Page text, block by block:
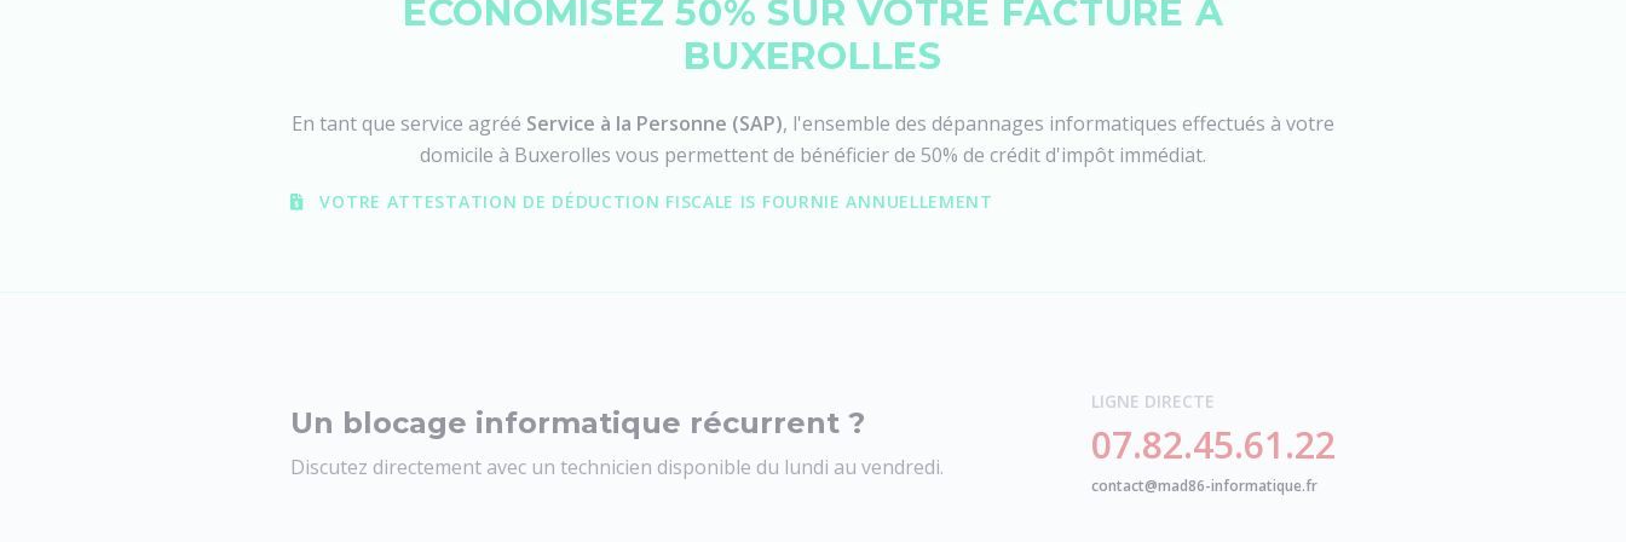
ÉCONOMISEZ 50% SUR VOTRE FACTURE À
BUXEROLLES
En tant que service agréé Service à la Personne (SAP), l'ensemble des dépannages informatiques effectués à votre
domicile à Buxerolles vous permettent de bénéficier de 50% de crédit d'impôt immédiat.
VOTRE ATTESTATION DE DÉDUCTION FISCALE IS FOURNIE ANNUELLEMENT
Un blocage informatique récurrent ?
Discutez directement avec un technicien disponible du lundi au vendredi.
LIGNE DIRECTE
07.82.45.61.22
contact@mad86-informatique.fr